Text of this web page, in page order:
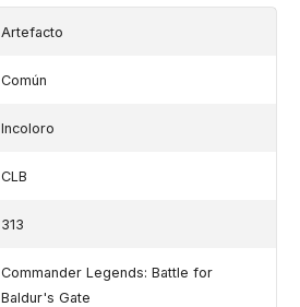
Artefacto
Común
Incoloro
CLB
313
Commander Legends: Battle for
Baldur's Gate